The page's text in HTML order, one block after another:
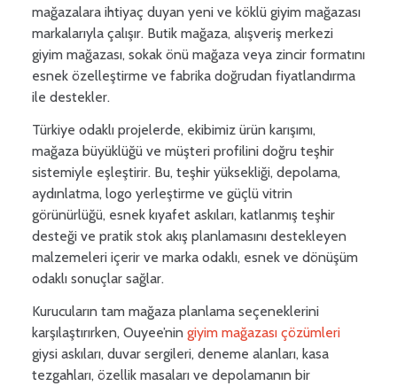
mağazalara ihtiyaç duyan yeni ve köklü giyim mağazası
markalarıyla çalışır. Butik mağaza, alışveriş merkezi
giyim mağazası, sokak önü mağaza veya zincir formatını
esnek özelleştirme ve fabrika doğrudan fiyatlandırma
ile destekler.
Türkiye odaklı projelerde, ekibimiz ürün karışımı,
mağaza büyüklüğü ve müşteri profilini doğru teşhir
sistemiyle eşleştirir. Bu, teşhir yüksekliği, depolama,
aydınlatma, logo yerleştirme ve güçlü vitrin
görünürlüğü, esnek kıyafet askıları, katlanmış teşhir
desteği ve pratik stok akış planlamasını destekleyen
malzemeleri içerir ve marka odaklı, esnek ve dönüşüm
odaklı sonuçlar sağlar.
Kurucuların tam mağaza planlama seçeneklerini
karşılaştırırken, Ouyee’nin giyim mağazası çözümleri
giysi askıları, duvar sergileri, deneme alanları, kasa
tezgahları, özellik masaları ve depolamanın bir